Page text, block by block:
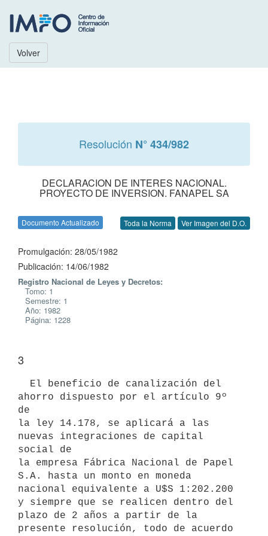
Volver
Resolución N° 434/982
DECLARACION DE INTERES NACIONAL.
PROYECTO DE INVERSION. FANAPEL SA
Documento Actualizado Toda la Norma Ver Imagen del D.O.
Promulgación: 28/05/1982
Publicación: 14/06/1982
Registro Nacional de Leyes y Decretos:
Tomo: 1
Semestre: 1
Año: 1982
Página: 1228
3
ahorro dispuesto por el artículo 9º
de
la ley 14.178, se aplicará a las
nuevas integraciones de capital
social de
la empresa Fábrica Nacional de Papel
S.A. hasta un monto en moneda
nacional equivalente a U$S 1:202.200
y siempre que se realicen dentro del
plazo de 2 años a partir de la
presente resolución, todo de acuerdo